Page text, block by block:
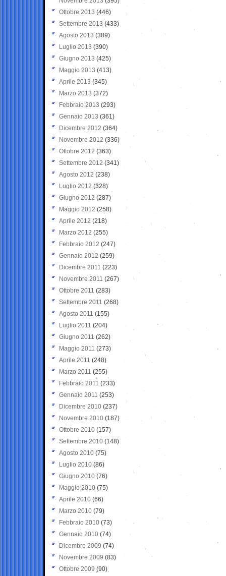
Ottobre 2013 (446)
Settembre 2013 (433)
Agosto 2013 (389)
Luglio 2013 (390)
Giugno 2013 (425)
Maggio 2013 (413)
Aprile 2013 (345)
Marzo 2013 (372)
Febbraio 2013 (293)
Gennaio 2013 (361)
Dicembre 2012 (364)
Novembre 2012 (336)
Ottobre 2012 (363)
Settembre 2012 (341)
Agosto 2012 (238)
Luglio 2012 (328)
Giugno 2012 (287)
Maggio 2012 (258)
Aprile 2012 (218)
Marzo 2012 (255)
Febbraio 2012 (247)
Gennaio 2012 (259)
Dicembre 2011 (223)
Novembre 2011 (267)
Ottobre 2011 (283)
Settembre 2011 (268)
Agosto 2011 (155)
Luglio 2011 (204)
Giugno 2011 (262)
Maggio 2011 (273)
Aprile 2011 (248)
Marzo 2011 (255)
Febbraio 2011 (233)
Gennaio 2011 (253)
Dicembre 2010 (237)
Novembre 2010 (187)
Ottobre 2010 (157)
Settembre 2010 (148)
Agosto 2010 (75)
Luglio 2010 (86)
Giugno 2010 (76)
Maggio 2010 (75)
Aprile 2010 (66)
Marzo 2010 (79)
Febbraio 2010 (73)
Gennaio 2010 (74)
Dicembre 2009 (74)
Novembre 2009 (83)
Ottobre 2009 (90)